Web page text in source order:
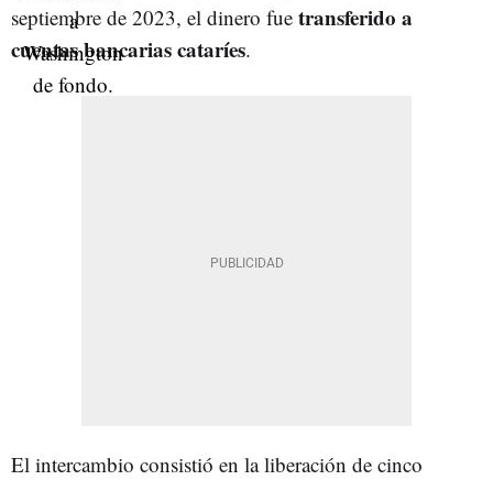
septiembre de 2023, el dinero fue transferido a
cuentas bancarias cataríes.
El intercambio consistió en la liberación de cinco